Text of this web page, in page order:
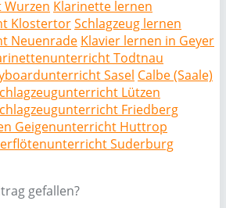
Klarinette lernen
KlostertorSchlagzeug lernen
Neuenrade Klavier lernen in Geyer
Todtnau
Sasel Calbe (Saale)
Lützen
Friedberg
Geigenunterricht Huttrop
Suderburg
gefallen?